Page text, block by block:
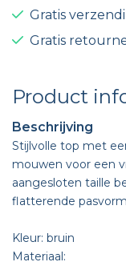
Gratis
Gratis
Product
Beschrijving
Stijlvolle top met
mouwen voor een
aangesloten taille
flatterende
Kleur: bruin
Materiaal: